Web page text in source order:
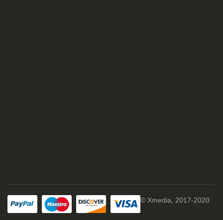
© Xmedia, 2017-2020